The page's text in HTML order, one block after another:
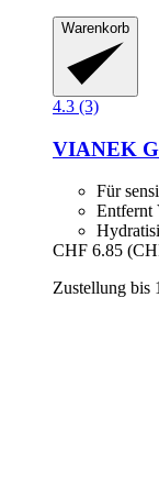
Warenkorb
4.3 (3)
VIANEK
Für
Entfernt
CHF 6.85
Zustellung bis